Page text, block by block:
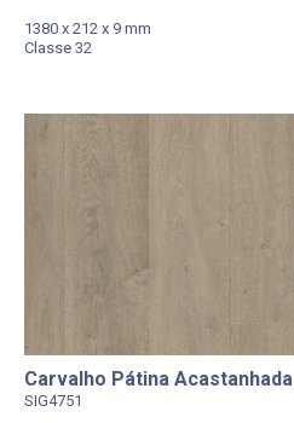
1380 x 212 x 9 mm
Classe 32
Carvalho Pátina Acastanhada
SIG4751